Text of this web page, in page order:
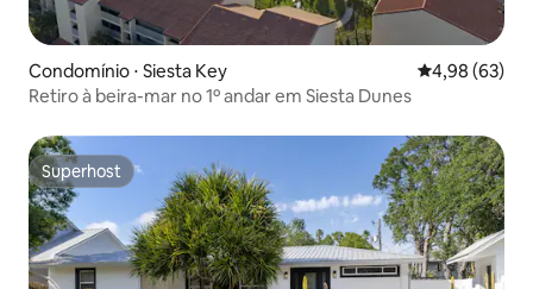
Condomínio ⋅ Siesta Key 4,98 de uma
4,98 (63)
Retiro à beira-mar no 1º andar em Siesta Dunes
Superhost
Superhost